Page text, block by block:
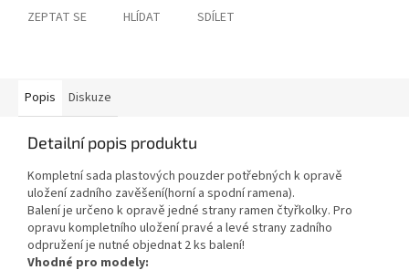
ZEPTAT SE HLÍDAT SDÍLET
Popis Diskuze
Detailní popis produktu
Kompletní sada plastových pouzder potřebných k opravě
uložení zadního zavěšení(horní a spodní ramena).
Balení je určeno k opravě jedné strany ramen čtyřkolky. Pro
opravu kompletního uložení pravé a levé strany zadního
odpružení je nutné objednat 2 ks balení!
Vhodné pro modely: